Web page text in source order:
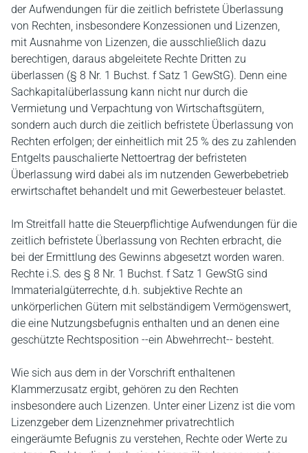
der Aufwendungen für die zeitlich befristete Überlassung
von Rechten, insbesondere Konzessionen und Lizenzen,
mit Ausnahme von Lizenzen, die ausschließlich dazu
berechtigen, daraus abgeleitete Rechte Dritten zu
überlassen (§ 8 Nr. 1 Buchst. f Satz 1 GewStG). Denn eine
Sachkapitalüberlassung kann nicht nur durch die
Vermietung und Verpachtung von Wirtschaftsgütern,
sondern auch durch die zeitlich befristete Überlassung von
Rechten erfolgen; der einheitlich mit 25 % des zu zahlenden
Entgelts pauschalierte Nettoertrag der befristeten
Überlassung wird dabei als im nutzenden Gewerbebetrieb
erwirtschaftet behandelt und mit Gewerbesteuer belastet.
Im Streitfall hatte die Steuerpflichtige Aufwendungen für die
zeitlich befristete Überlassung von Rechten erbracht, die
bei der Ermittlung des Gewinns abgesetzt worden waren.
Rechte i.S. des § 8 Nr. 1 Buchst. f Satz 1 GewStG sind
Immaterialgüterrechte, d.h. subjektive Rechte an
unkörperlichen Gütern mit selbständigem Vermögenswert,
die eine Nutzungsbefugnis enthalten und an denen eine
geschützte Rechtsposition ‑‑ein Abwehrrecht‑‑ besteht.
Wie sich aus dem in der Vorschrift enthaltenen
Klammerzusatz ergibt, gehören zu den Rechten
insbesondere auch Lizenzen. Unter einer Lizenz ist die vom
Lizenzgeber dem Lizenznehmer privatrechtlich
eingeräumte Befugnis zu verstehen, Rechte oder Werte zu